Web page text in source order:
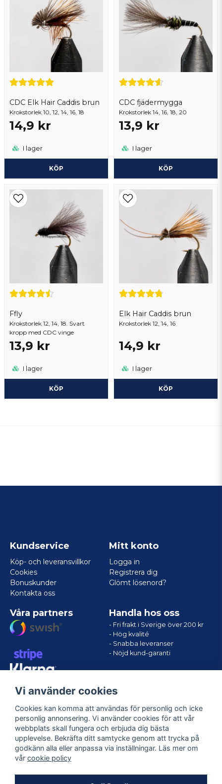
CDC Elk Hair Caddis brun
Krokstorlek 10, 12, 14, 16, 18
14,9 kr
I lager
KÖP
CDC fjädermygga
Krokstorlek 14, 16, 18, 20
13,9 kr
I lager
KÖP
Ffly
Krokstorlek 12, 14, 18. Svart
kropp med CDC vinge
13,9 kr
I lager
KÖP
Elk Hair Caddis brun
Krokstorlek 12, 14, 16
14,9 kr
I lager
KÖP
Ja, ni får publicera min fråga
Skicka fråga
Kundservice
Köp- och leveransvillkor
Cookies
Bonuskunder
Kontakta oss
Mitt konto
Logga in
Registrera dig
Glömt lösenord?
Våra partners Handla hos oss
- Fri frakt i Sverige över 200 kr
- Hög kvalité
- Snabba leveranser
- Nöjd kund-garanti
Följ oss
Vi använder cookies
Cookies kan komma att användas för personlig och icke
personlig annonsering. Vi använder cookies för att vår
webbplats skall fungera och erbjuda dig bästa
upplevelse. Bekräfta ditt samtycke genom att trycka på
godkänn alla eller anpassa via inställningar. Läs mer om
vår cookie policy